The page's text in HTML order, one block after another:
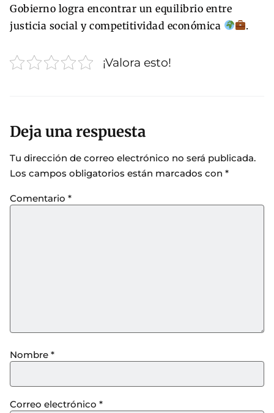
Gobierno logra encontrar un equilibrio entre
justicia social y competitividad económica
.
¡Valora esto!
Deja una respuesta
Tu dirección de correo electrónico no será publicada.
Los campos obligatorios están marcados con *
Comentario *
Nombre *
Correo electrónico *